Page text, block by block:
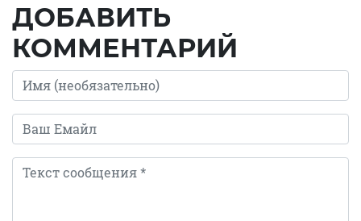
ДОБАВИТЬ
КОММЕНТАРИЙ